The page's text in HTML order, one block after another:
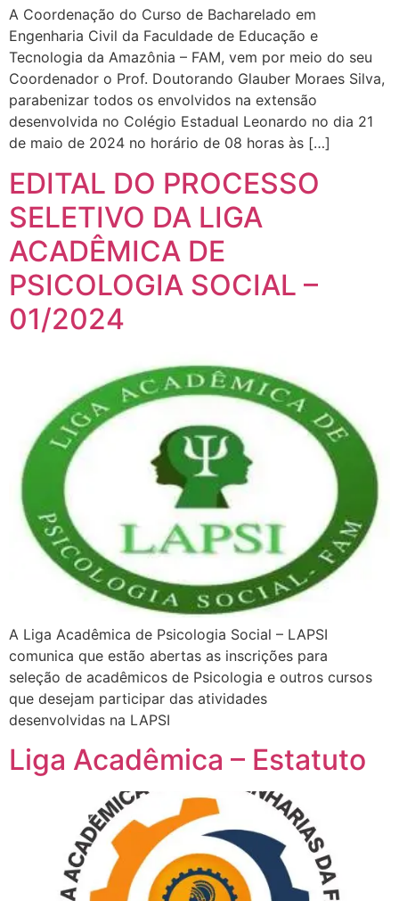
A Coordenação do Curso de Bacharelado em
Engenharia Civil da Faculdade de Educação e
Tecnologia da Amazônia – FAM, vem por meio do seu
Coordenador o Prof. Doutorando Glauber Moraes Silva,
parabenizar todos os envolvidos na extensão
desenvolvida no Colégio Estadual Leonardo no dia 21
de maio de 2024 no horário de 08 horas às […]
EDITAL DO PROCESSO
SELETIVO DA LIGA
ACADÊMICA DE
PSICOLOGIA SOCIAL –
01/2024
A Liga Acadêmica de Psicologia Social – LAPSI
comunica que estão abertas as inscrições para
seleção de acadêmicos de Psicologia e outros cursos
que desejam participar das atividades
desenvolvidas na LAPSI
Liga Acadêmica – Estatuto